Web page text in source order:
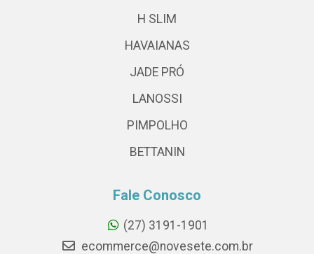
H SLIM
HAVAIANAS
JADE PRÓ
LANOSSI
PIMPOLHO
BETTANIN
Fale Conosco
(27) 3191-1901
ecommerce@novesete.com.br